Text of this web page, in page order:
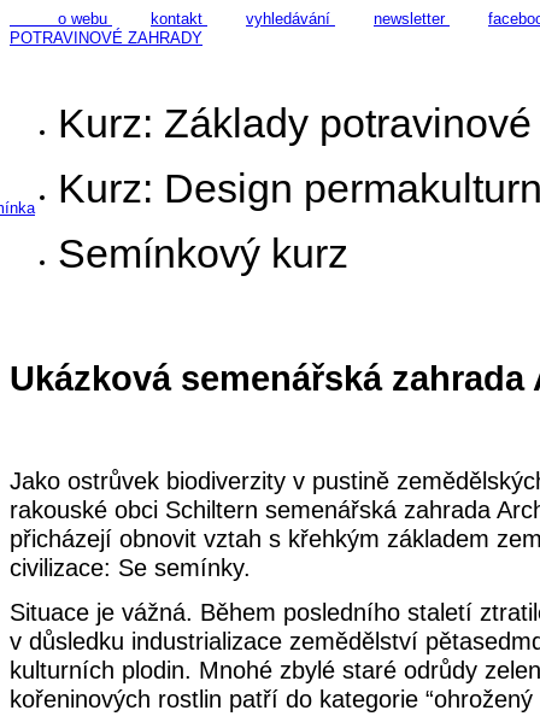
o webu kontakt vyhledávání newsletter
POTRAVINOVÉ ZAHRADY
Kurz: Základy
Kurz: Design
Semínkový kurz
Ukázková semenářská zahrada
Jako ostrůvek biodiverzity v pustině
rakouské obci Schiltern semenářská zahrada
přicházejí obnovit vztah s křehkým základem
civilizace: Se semínky.
Situace je vážná. Během posledního staletí
v důsledku industrializace zemědělství
kulturních plodin. Mnohé zbylé staré odrůdy
kořeninových rostlin patří do kategorie “ohrožený